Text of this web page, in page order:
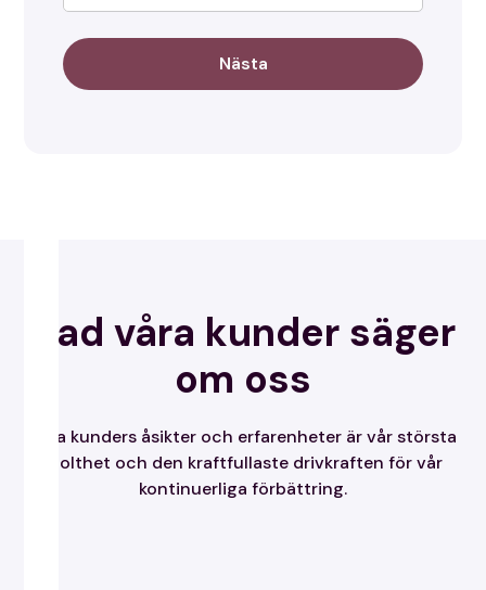
Nästa
Vad våra kunder säger
om oss
Våra kunders åsikter och erfarenheter är vår största
stolthet och den kraftfullaste drivkraften för vår
kontinuerliga förbättring.